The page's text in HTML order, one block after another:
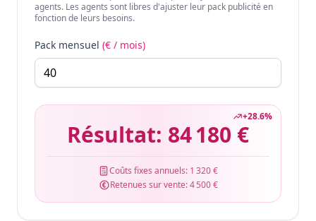
agents. Les agents sont libres d'ajuster leur pack publicité en
fonction de leurs besoins.
Pack mensuel (€ / mois)
+28.6%
Résultat: 84 180 €
Coûts fixes annuels: 1 320 €
Retenues sur vente:4 500 €